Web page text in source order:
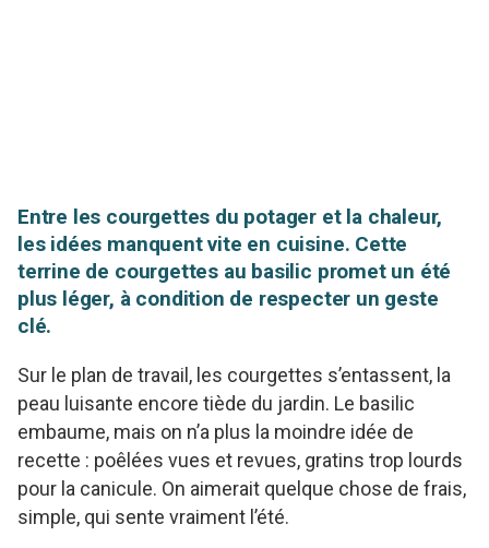
Entre les courgettes du potager et la chaleur,
les idées manquent vite en cuisine. Cette
terrine de courgettes au basilic promet un été
plus léger, à condition de respecter un geste
clé.
Sur le plan de travail, les courgettes s’entassent, la
peau luisante encore tiède du jardin. Le basilic
embaume, mais on n’a plus la moindre idée de
recette : poêlées vues et revues, gratins trop lourds
pour la canicule. On aimerait quelque chose de frais,
simple, qui sente vraiment l’été.